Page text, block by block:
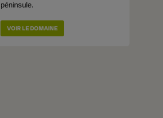
péninsule.
VOIR LE DOMAINE